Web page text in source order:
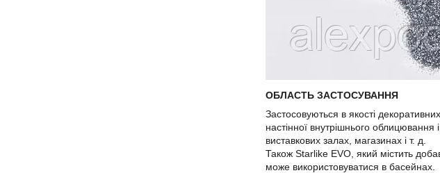
ОБЛАСТЬ ЗАСТОСУВАННЯ
Застосовуються в якості
настінної внутрішнього облицювання
виставкових залах, магазинах і т. д.
Також Starlike EVO, який містить
може використовуватися в басейнах.